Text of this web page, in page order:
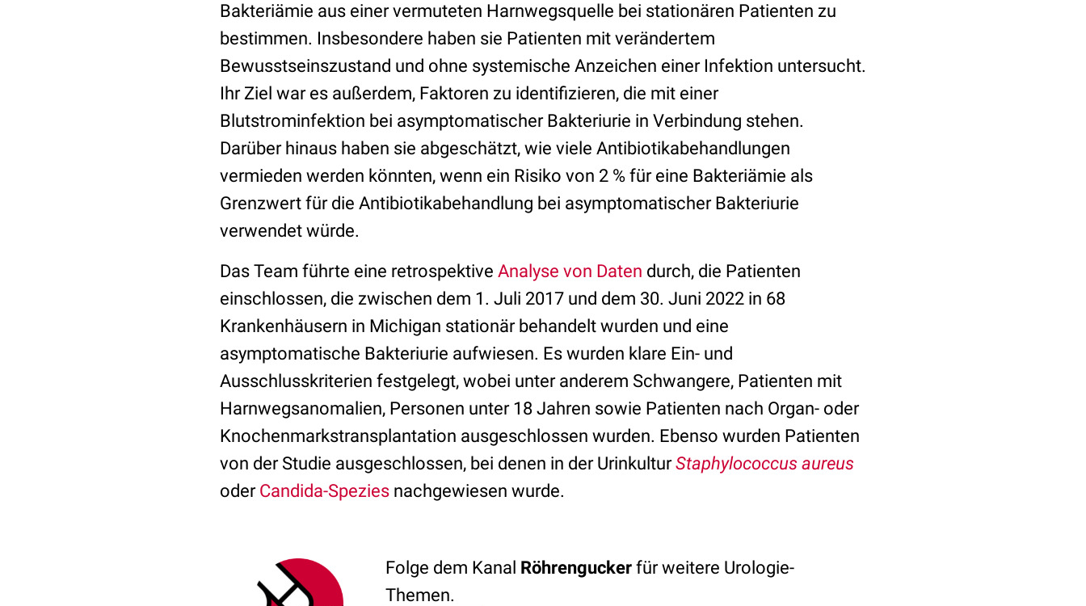
Bakteriämie aus einer vermuteten Harnwegsquelle bei stationären Patienten zu
bestimmen. Insbesondere haben sie Patienten mit verändertem
Bewusstseinszustand und ohne systemische Anzeichen einer Infektion untersucht.
Ihr Ziel war es außerdem, Faktoren zu identifizieren, die mit einer
Blutstrominfektion bei asymptomatischer Bakteriurie in Verbindung stehen.
Darüber hinaus haben sie abgeschätzt, wie viele Antibiotikabehandlungen
vermieden werden könnten, wenn ein Risiko von 2 % für eine Bakteriämie als
Grenzwert für die Antibiotikabehandlung bei asymptomatischer Bakteriurie
verwendet würde.
Das Team führte eine retrospektive Analyse von Daten durch, die Patienten
einschlossen, die zwischen dem 1. Juli 2017 und dem 30. Juni 2022 in 68
Krankenhäusern in Michigan stationär behandelt wurden und eine
asymptomatische Bakteriurie aufwiesen. Es wurden klare Ein- und
Ausschlusskriterien festgelegt, wobei unter anderem Schwangere, Patienten mit
Harnwegsanomalien, Personen unter 18 Jahren sowie Patienten nach Organ- oder
Knochenmarkstransplantation ausgeschlossen wurden. Ebenso wurden Patienten
von der Studie ausgeschlossen, bei denen in der UrinkulturStaphylococcus aureus
oder Candida-Spezies nachgewiesen wurde.
Folge dem Kanal Röhrengucker für weitere Urologie-
Themen.